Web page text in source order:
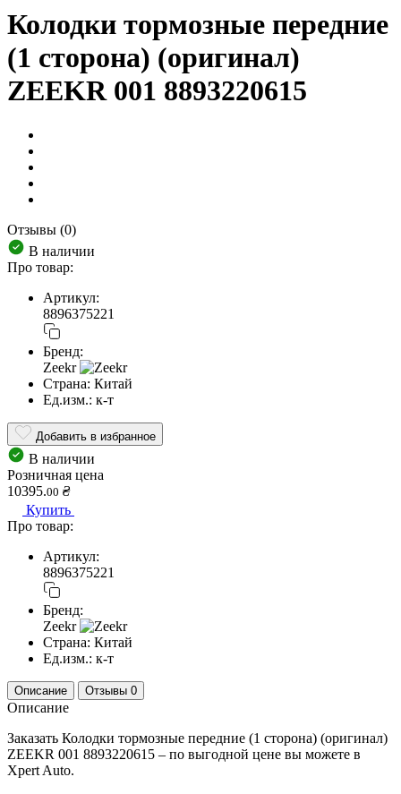
Колодки тормозные передние
(1 сторона) (оригинал)
ZEEKR 001 8893220615
Отзывы (0)
В наличии
Про товар:
Артикул:
8896375221
Бренд:
Zeekr
Страна: Китай
Ед.изм.: к-т
Добавить в избранное
В наличии
Розничная цена
10395.00 ₴
Купить
Про товар:
Артикул:
8896375221
Бренд:
Zeekr
Страна: Китай
Ед.изм.: к-т
Описание Отзывы 0
Описание
Заказать Колодки тормозные передние (1 сторона) (оригинал)
ZEEKR 001 8893220615 – по выгодной цене вы можете в
Xpert Auto.